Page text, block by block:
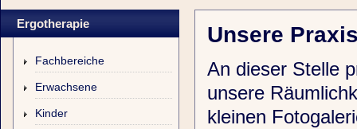
Ergotherapie
Fachbereiche
Erwachsene
Kinder
Unsere
An dieser Stelle
unsere
kleinen